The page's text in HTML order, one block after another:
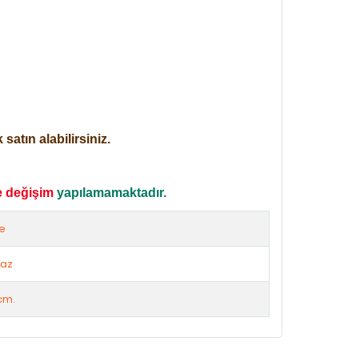
alabilirsiniz.
değişim yapılamamaktadır.